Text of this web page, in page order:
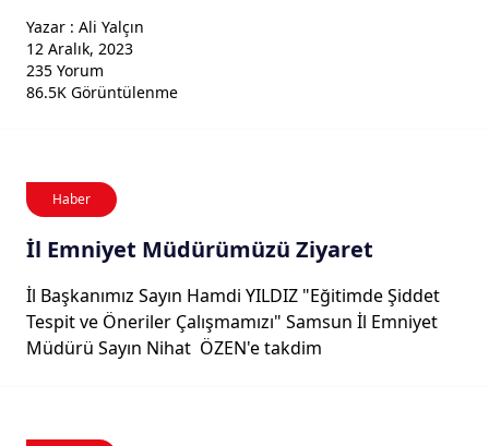
Yazar : Ali Yalçın
12 Aralık, 2023
235 Yorum
86.5K Görüntülenme
Haber
İl Emniyet Müdürümüzü Ziyaret
İl Başkanımız Sayın Hamdi YILDIZ "Eğitimde Şiddet
Tespit ve Öneriler Çalışmamızı" Samsun İl Emniyet
Müdürü Sayın Nihat ÖZEN'e takdim